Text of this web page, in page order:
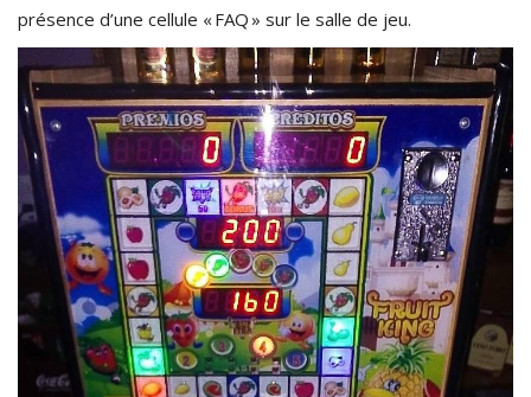
présence d’une cellule « FAQ » sur le salle de jeu.